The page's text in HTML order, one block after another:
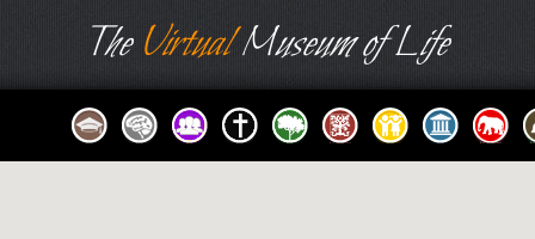
TheVirtualMuseum of Life